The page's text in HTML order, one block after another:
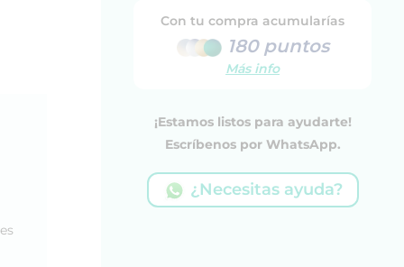
Con tu compra acumularías
180 puntos
Más info
¡Estamos listos para ayudarte!
Escríbenos por WhatsApp.
¿Necesitas ayuda?